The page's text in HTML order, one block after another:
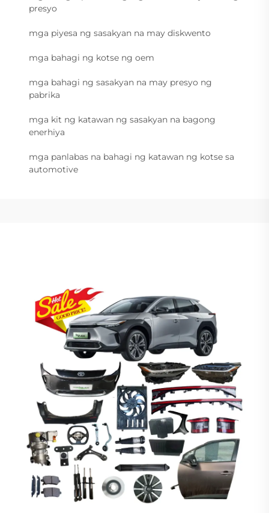
presyo
mga piyesa ng sasakyan na may diskwento
mga bahagi ng kotse ng oem
mga bahagi ng sasakyan na may presyo ng
pabrika
mga kit ng katawan ng sasakyan na bagong
enerhiya
mga panlabas na bahagi ng katawan ng kotse sa
automotive